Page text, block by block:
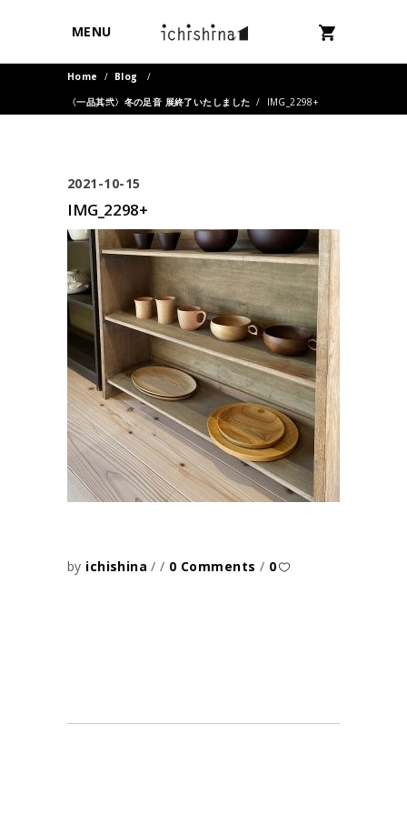
MENU
Home / Blog
/
〈一品其弐〉冬の足音 展終了いたしました / IMG_2298+
2021-10-15
IMG_2298+
by ichishina 0 Comments 0